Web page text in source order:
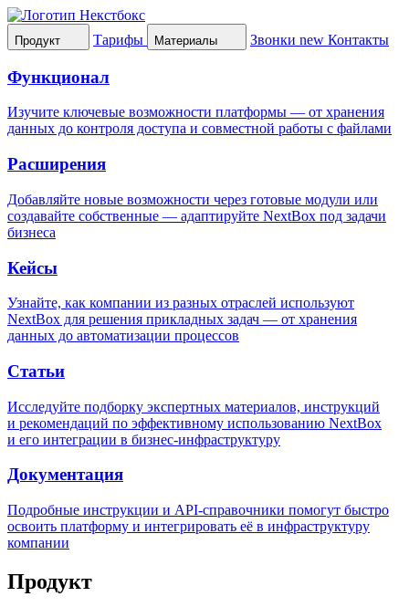
Продукт Тарифы Материалы Звонки new Контакты
Функционал
Изучите ключевые возможности платформы — от хранения
данных до контроля доступа и совместной работы с файлами
Расширения
Добавляйте новые возможности через готовые модули или
создавайте собственные — адаптируйте NextBox под задачи
бизнеса
Кейсы
Узнайте, как компании из разных отраслей используют
NextBox для решения прикладных задач — от хранения
данных до автоматизации процессов
Статьи
Исследуйте подборку экспертных материалов, инструкций
и рекомендаций по эффективному использованию NextBox
и его интеграции в бизнес-инфраструктуру
Документация
Подробные инструкции и API-справочники помогут быстро
освоить платформу и интегрировать её в инфраструктуру
компании
Продукт